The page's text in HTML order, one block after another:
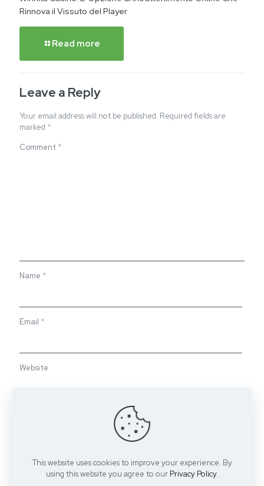
Rinnova il Vissuto del Player
Read more
Leave a Reply
Your email address will not be published. Required fields are
marked *
Comment *
Name *
Email *
Website
Save my name, email, and website in this browser for the
This website uses cookies to improve your experience. By
using this website you agree to our Privacy Policy.